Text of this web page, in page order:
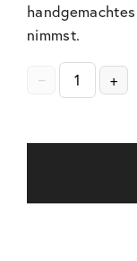
nimmst.
− +